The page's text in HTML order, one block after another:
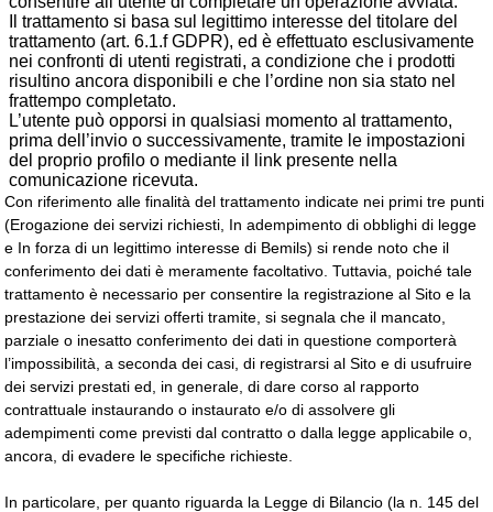
Il trattamento si basa sul legittimo interesse del titolare del
trattamento (art. 6.1.f GDPR), ed è effettuato esclusivamente
nei confronti di utenti registrati, a condizione che i prodotti
risultino ancora disponibili e che l’ordine non sia stato nel
frattempo completato.
L’utente può opporsi in qualsiasi momento al trattamento,
prima dell’invio o successivamente, tramite le impostazioni
del proprio profilo o mediante il link presente nella
comunicazione ricevuta.
Con riferimento alle finalità del trattamento indicate nei primi tre punti
(Erogazione dei servizi richiesti, In adempimento di obblighi di legge
e In forza di un legittimo interesse di Bemils) si rende noto che il
conferimento dei dati è meramente facoltativo. Tuttavia, poiché tale
trattamento è necessario per consentire la registrazione al Sito e la
prestazione dei servizi offerti tramite, si segnala che il mancato,
parziale o inesatto conferimento dei dati in questione comporterà
l’impossibilità, a seconda dei casi, di registrarsi al Sito e di usufruire
dei servizi prestati ed, in generale, di dare corso al rapporto
contrattuale instaurando o instaurato e/o di assolvere gli
adempimenti come previsti dal contratto o dalla legge applicabile o,
ancora, di evadere le specifiche richieste.
In particolare, per quanto riguarda la Legge di Bilancio (la n. 145 del